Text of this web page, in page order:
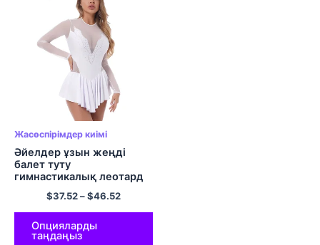
Жасөспірімдер киімі
Әйелдер ұзын жеңді
балет туту
гимнастикалық леотард
би көйлегі ересектерге
арналған ринстон торлы
лирикалық би
костюмдері мәнерлеп
сырғанау көйлегі
$37.52–$46.52
Опцияларды
таңдаңыз